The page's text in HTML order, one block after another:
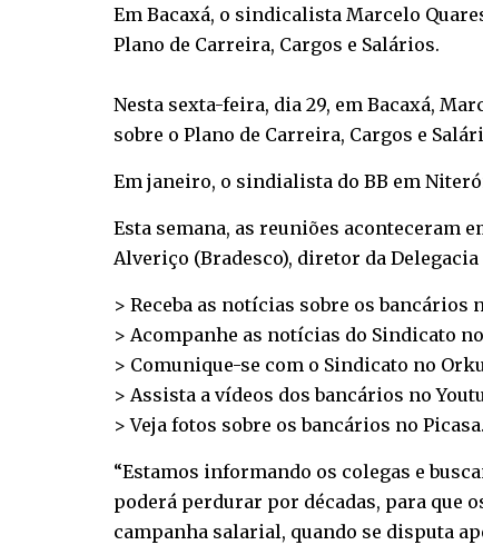
Em Bacaxá, o sindicalista Marcelo
Plano de Carreira, Cargos e Salários.
Nesta sexta-feira, dia 29, em Bacaxá,
sobre o Plano de Carreira, Cargos e
Em janeiro, o sindialista do BB em
Esta semana, as reuniões aconteceram
Alveriço (Bradesco), diretor da Delegacia
> Receba as notícias sobre os bancários
> Acompanhe as notícias do Sindicato no
> Comunique-se com o Sindicato no
> Assista a vídeos dos bancários no
> Veja fotos sobre os bancários no Picasa.
“Estamos informando os colegas e
poderá perdurar por décadas, para que
campanha salarial, quando se disputa